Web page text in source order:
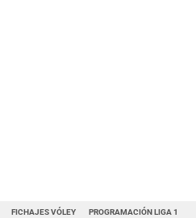
FICHAJES VÓLEY PROGRAMACIÓN LIGA 1